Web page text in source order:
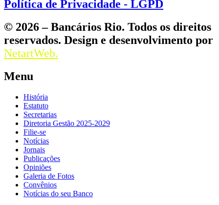
Política de Privacidade - LGPD
© 2026 – Bancários Rio. Todos os direitos
reservados. Design e desenvolvimento por
NetartWeb.
Menu
História
Estatuto
Secretarias
Diretoria Gestão 2025-2029
Filie-se
Notícias
Jornais
Publicações
Opiniões
Galeria de Fotos
Convênios
Notícias do seu Banco